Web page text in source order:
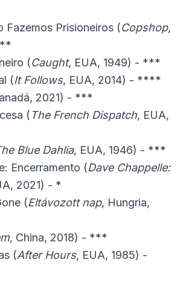
Fazemos Prisioneiros (Copshop,
(Caught, EUA, 1949) - ***
(It Follows, EUA, 2014) - ****
2021) - ***
( The French Dispatch, EUA,
Blue Dahlia, EUA, 1946) - ***
Encerramento (Dave Chappelle:
2021) - *
(Eltávozott nap, Hungria,
, China, 2018) - ***
(After Hours, EUA, 1985) -